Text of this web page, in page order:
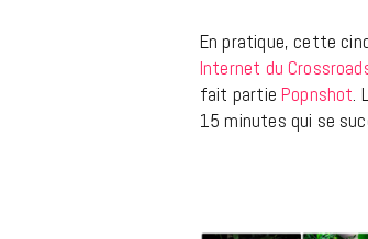
En pratique, cette
Internet du
fait partie Popnshot.
15 minutes qui se